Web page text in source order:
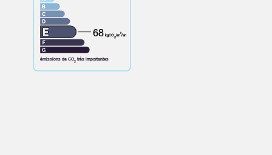
émissions de CO2 très importantes
68 kgCO2
/m²/an